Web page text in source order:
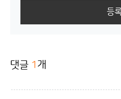
등
댓글 1 개